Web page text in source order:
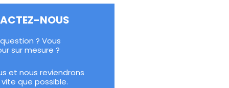
NOUS
? Vous
sur mesure ?
et nous reviendrons
que possible.